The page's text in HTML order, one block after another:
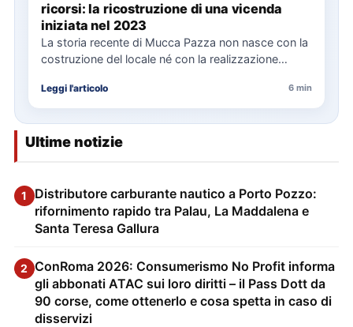
ricorsi: la ricostruzione di una vicenda
iniziata nel 2023
La storia recente di Mucca Pazza non nasce con la
costruzione del locale né con la realizzazione
Leggi l'articolo 6 min
Ultime notizie
1
Distributore carburante nautico a Porto Pozzo:
rifornimento rapido tra Palau, La Maddalena e
Santa Teresa Gallura
2 ConRoma 2026: Consumerismo No Profit informa
gli abbonati ATAC sui loro diritti – il Pass Dott da
90 corse, come ottenerlo e cosa spetta in caso di
disservizi